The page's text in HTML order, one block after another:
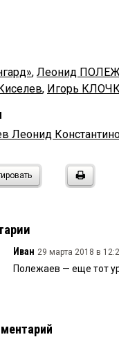
, Леонид
, Игорь
Леонид
Иван 29 марта 2018 в
Полежаев — еще тот